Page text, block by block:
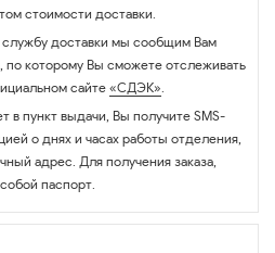
стоимости доставки.
службу доставки мы сообщим Вам
по которому Вы сможете отслеживать
сайте «СДЭК».
в пункт выдачи, Вы получите SMS-
о днях и часах работы отделения,
адрес. Для получения заказа,
паспорт.